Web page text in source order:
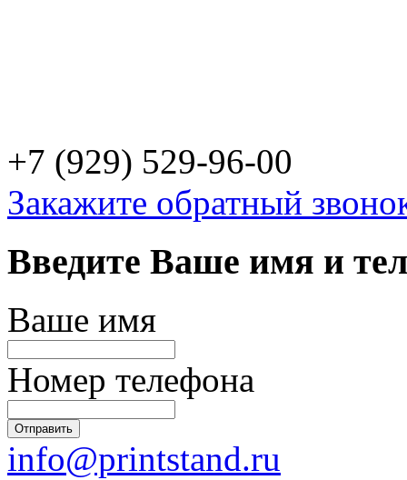
+7 (929) 529-96-00
Закажите обратный
Введите Ваше имя и
Ваше имя
Номер телефона
Отправить
info@printstand.ru